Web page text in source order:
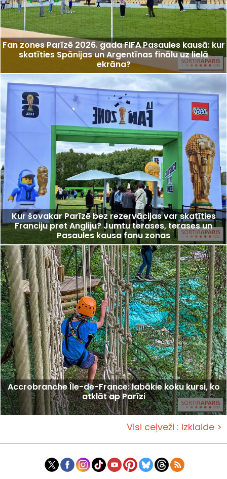
Fan zones Parīzē 2026. gada FIFA Pasaules kausā: kur
skatīties Spānijas un Argentīnas finālu uz lielā
ekrāna?
Kur šovakar Parīzē bez rezervācijas var skatīties
Franciju pret Angliju? Jumtu terases, terases un
Pasaules kausa fanu zonas
Accrobranche Île-de-France: labākie koku kursi, ko
atklāt ap Parīzi
Visi ceļveži : Izklaide >